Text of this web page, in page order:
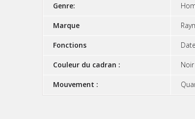
Genre:
Marque
Fonctions Date
Couleur du cadran : Noir
Mouvement :